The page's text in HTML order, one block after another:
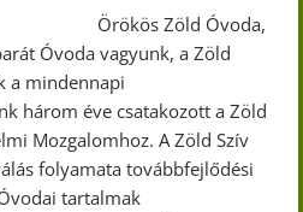
Örökös Zöld Óvoda,
Óvoda vagyunk, a Zöld
a mindennapi
három éve csatakozott a Zöld
Mozgalomhoz. A Zöld Szív
folyamata továbbfejlődési
tartalmak